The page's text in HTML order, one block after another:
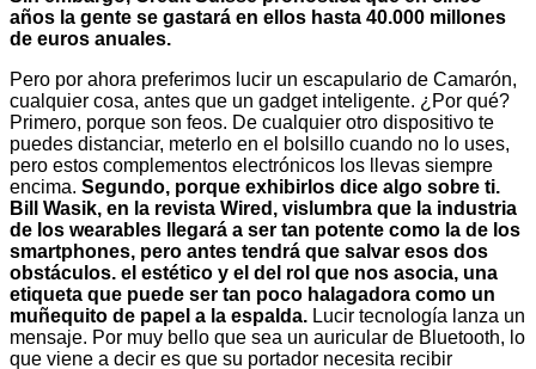
años la gente se gastará en ellos hasta 40.000 millones
de euros anuales.
Pero por ahora preferimos lucir un escapulario de Camarón,
cualquier cosa, antes que un gadget inteligente. ¿Por qué?
Primero, porque son feos. De cualquier otro dispositivo te
puedes distanciar, meterlo en el bolsillo cuando no lo uses,
pero estos complementos electrónicos los llevas siempre
encima. Segundo, porque exhibirlos dice algo sobre ti.
Bill Wasik, en la revista Wired, vislumbra que la industria
de los wearables llegará a ser tan potente como la de los
smartphones, pero antes tendrá que salvar esos dos
obstáculos. el estético y el del rol que nos asocia, una
etiqueta que puede ser tan poco halagadora como un
muñequito de papel a la espalda. Lucir tecnología lanza un
mensaje. Por muy bello que sea un auricular de Bluetooth, lo
que viene a decir es que su portador necesita recibir